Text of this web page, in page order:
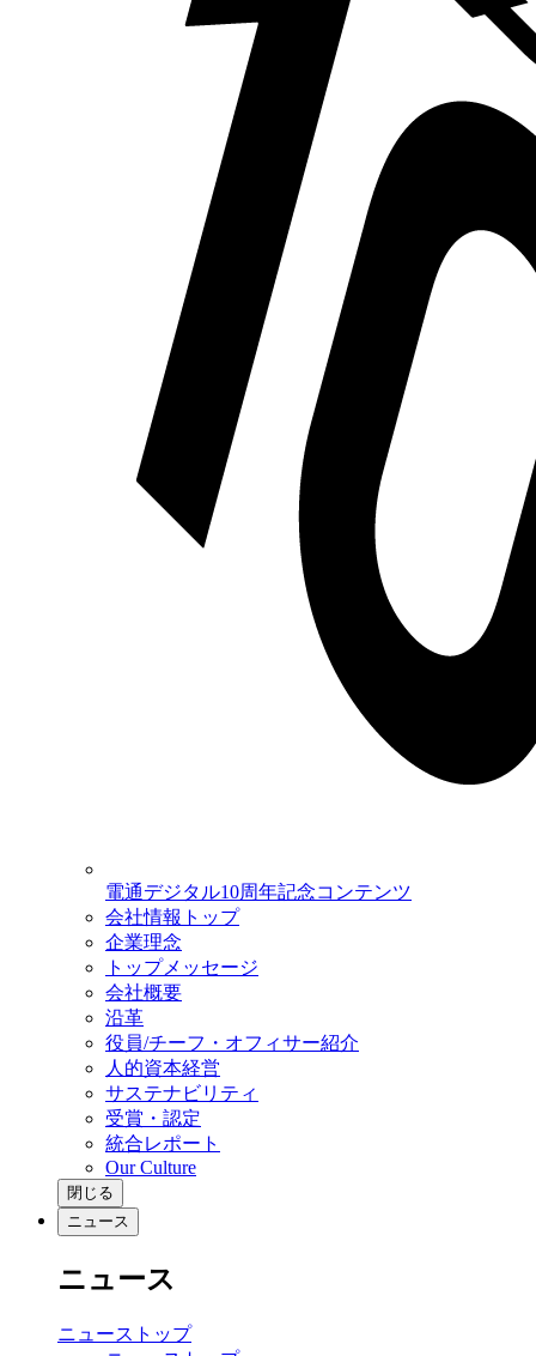
電通デジタル10周年記念コンテンツ
会社情報トップ
企業理念
トップメッセージ
会社概要
沿革
役員/チーフ・オフィサー紹介
人的資本経営
サステナビリティ
受賞・認定
統合レポート
Our Culture
閉じる
ニュース
ニュース
ニューストップ